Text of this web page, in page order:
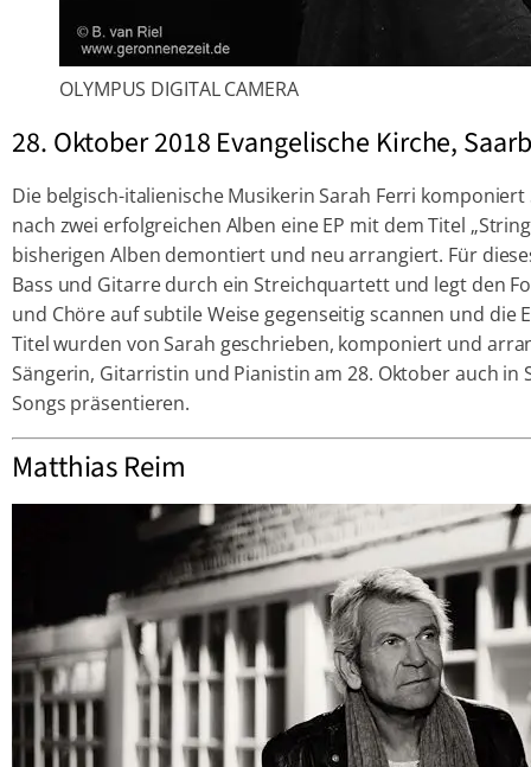
OLYMPUS DIGITAL CAMERA
28. Oktober 2018 Evangelische Kirche,
Die belgisch-italienische Musikerin Sarah Ferri
nach zwei erfolgreichen Alben eine EP mit dem Titel
bisherigen Alben demontiert und neu arrangiert. Für
Bass und Gitarre durch ein Streichquartett und legt den
und Chöre auf subtile Weise gegenseitig scannen und
Titel wurden von Sarah geschrieben, komponiert und
Sängerin, Gitarristin und Pianistin am 28. Oktober auch
Songs präsentieren.
Matthias Reim